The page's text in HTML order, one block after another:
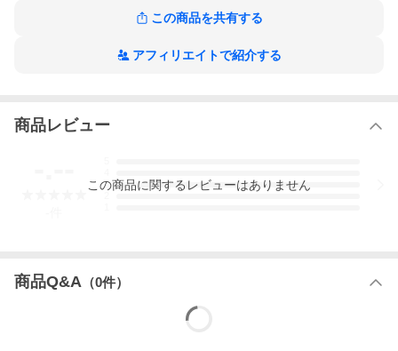
※実際にお届けする商品とパッケージデザインが異なる場合がご
この商品を共有する
アフィリエイトで紹介する
商品レビュー
3
この商品に関するレビューはありません
商品Q&A （0件）